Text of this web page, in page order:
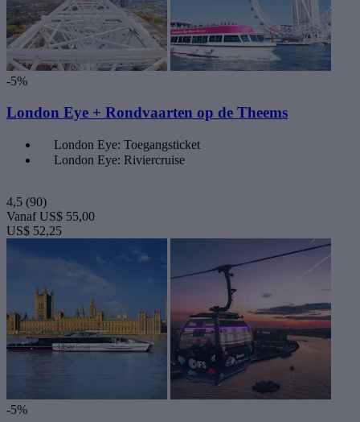
-5%
London Eye + Rondvaarten op de Theems
London Eye: Toegangsticket
London Eye: Riviercruise
4,5 (90)
Vanaf US$ 55,00
US$ 52,25
-5%